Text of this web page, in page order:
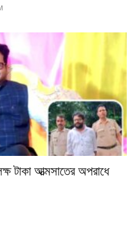
টাকা আত্মসাতের অপরাধে